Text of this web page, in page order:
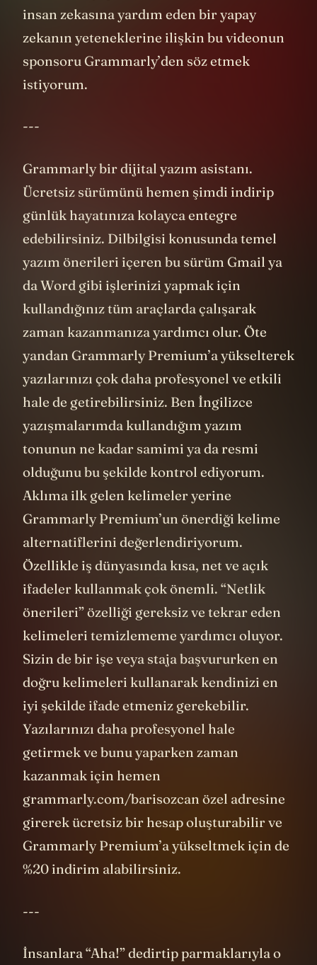
insan zekasına yardım eden bir yapay
zekanın yeteneklerine ilişkin bu videonun
sponsoru Grammarly’den söz etmek
istiyorum.
---
Grammarly bir dijital yazım asistanı.
Ücretsiz sürümünü hemen şimdi indirip
günlük hayatınıza kolayca entegre
edebilirsiniz. Dilbilgisi konusunda temel
yazım önerileri içeren bu sürüm Gmail ya
da Word gibi işlerinizi yapmak için
kullandığınız tüm araçlarda çalışarak
zaman kazanmanıza yardımcı olur. Öte
yandan Grammarly Premium’a yükselterek
yazılarınızı çok daha profesyonel ve etkili
hale de getirebilirsiniz. Ben İngilizce
yazışmalarımda kullandığım yazım
tonunun ne kadar samimi ya da resmi
olduğunu bu şekilde kontrol ediyorum.
Aklıma ilk gelen kelimeler yerine
Grammarly Premium’un önerdiği kelime
alternatiflerini değerlendiriyorum.
Özellikle iş dünyasında kısa, net ve açık
ifadeler kullanmak çok önemli. “Netlik
önerileri” özelliği gereksiz ve tekrar eden
kelimeleri temizlememe yardımcı oluyor.
Sizin de bir işe veya staja başvururken en
doğru kelimeleri kullanarak kendinizi en
iyi şekilde ifade etmeniz gerekebilir.
Yazılarınızı daha profesyonel hale
getirmek ve bunu yaparken zaman
kazanmak için hemen
grammarly.com/barisozcan özel adresine
girerek ücretsiz bir hesap oluşturabilir ve
Grammarly Premium’a yükseltmek için de
%20 indirim alabilirsiniz.
---
İnsanlara “Aha!” dedirtip parmaklarıyla o